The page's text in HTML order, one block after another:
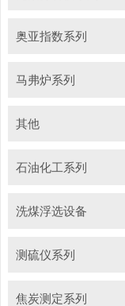
奥亚指数系列
马弗炉系列
其他
石油化工系列
洗煤浮选设备
测硫仪系列
焦炭测定系列